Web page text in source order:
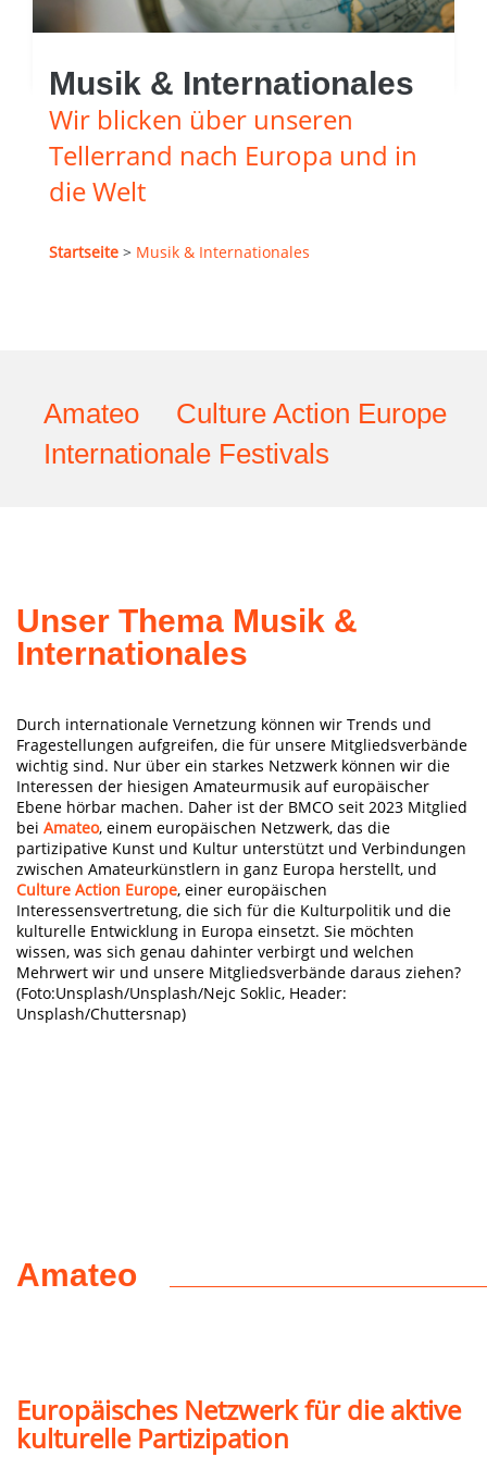
Musik & Internationales
Wir blicken über unseren
Tellerrand nach Europa und in
die Welt
Startseite > Musik & Internationales
Amateo
Culture Action Europe
Internationale Festivals
Unser Thema Musik &
Internationales
Durch internationale Vernetzung können wir Trends und
Fragestellungen aufgreifen, die für unsere Mitgliedsverbände
wichtig sind. Nur über ein starkes Netzwerk können wir die
Interessen der hiesigen Amateurmusik auf europäischer
Ebene hörbar machen. Daher ist der BMCO seit 2023 Mitglied
bei Amateo, einem europäischen Netzwerk, das die
partizipative Kunst und Kultur unterstützt und Verbindungen
zwischen Amateurkünstlern in ganz Europa herstellt, und
Culture Action Europe, einer europäischen
Interessensvertretung, die sich für die Kulturpolitik und die
kulturelle Entwicklung in Europa einsetzt. Sie möchten
wissen, was sich genau dahinter verbirgt und welchen
Mehrwert wir und unsere Mitgliedsverbände daraus ziehen?
(Foto:Unsplash/Unsplash/Nejc Soklic, Header:
Unsplash/Chuttersnap)
Amateo
Europäisches Netzwerk für die aktive
kulturelle Partizipation